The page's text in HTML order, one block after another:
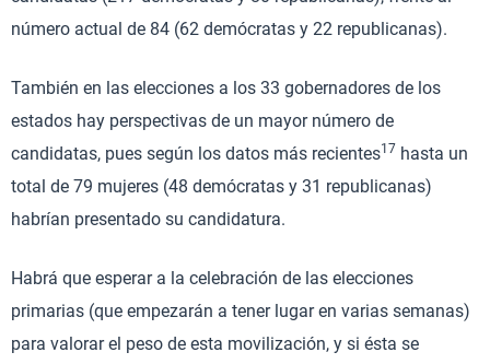
número actual de 84 (62 demócratas y 22 republicanas).
También en las elecciones a los 33 gobernadores de los
estados hay perspectivas de un mayor número de
candidatas, pues según los datos más recientes17 hasta un
total de 79 mujeres (48 demócratas y 31 republicanas)
habrían presentado su candidatura.
Habrá que esperar a la celebración de las elecciones
primarias (que empezarán a tener lugar en varias semanas)
para valorar el peso de esta movilización, y si ésta se